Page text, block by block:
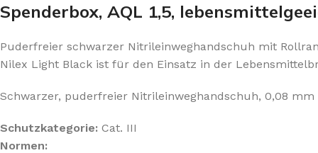
Spenderbox, AQL 1,5,
Puderfreier schwarzer Nitrileinweghandschuh mit
Nilex Light Black ist für den Einsatz in der
Schwarzer, puderfreier Nitrileinweghandschuh, 0,08 mm
Schutzkategorie: Cat. III
Normen: